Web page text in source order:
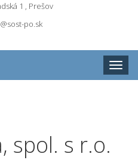
1 , Prešov
po.sk
Toggle
spol. s r.o.